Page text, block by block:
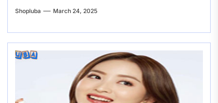
Shopluba March 24, 2025